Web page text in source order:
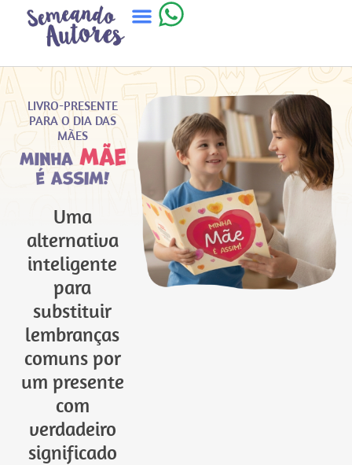
LIVRO-PRESENTE
PARA O DIA DAS
MÃES
Uma
alternativa
inteligente
para
substituir
lembranças
comuns por
um presente
com
verdadeiro
significado